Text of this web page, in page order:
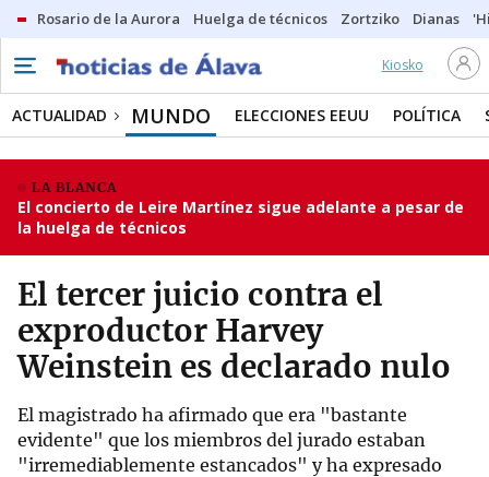
Rosario de la Aurora Huelga de técnicos Zortziko Dianas
Kiosko
ACTUALIDAD MUNDO ELECCIONES EEUU POLÍTICA
LA BLANCA
El concierto de Leire Martínez sigue adelante a pesar de
la huelga de técnicos
El tercer juicio contra el
exproductor Harvey
Weinstein es declarado nulo
El magistrado ha afirmado que era "bastante
evidente" que los miembros del jurado estaban
"irremediablemente estancados" y ha expresado